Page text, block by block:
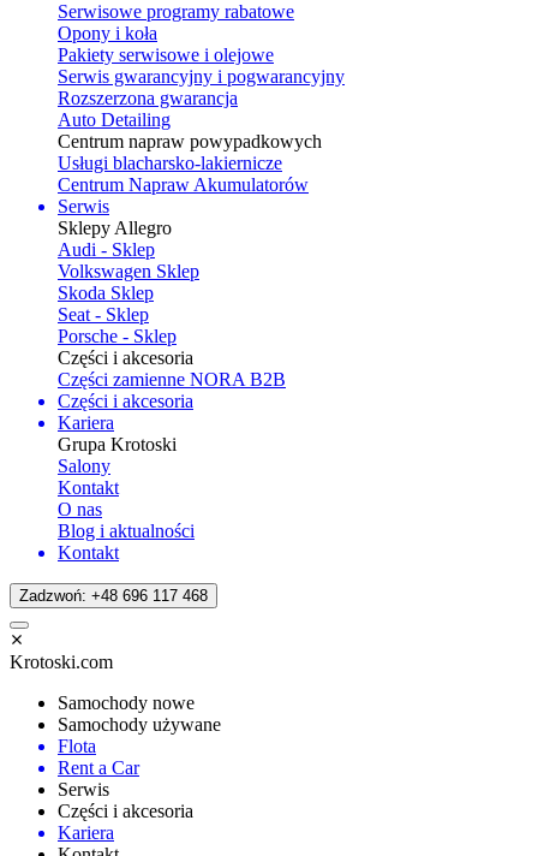
Serwisowe programy rabatowe
Opony i koła
Pakiety serwisowe i olejowe
Serwis gwarancyjny i pogwarancyjny
Rozszerzona gwarancja
Auto Detailing
Centrum napraw powypadkowych
Usługi blacharsko-lakiernicze
Centrum Napraw Akumulatorów
Serwis
Sklepy Allegro
Audi - Sklep
Volkswagen Sklep
Skoda Sklep
Seat - Sklep
Porsche - Sklep
Części i akcesoria
Części zamienne NORA B2B
Części i akcesoria
Kariera
Grupa Krotoski
Salony
Kontakt
O nas
Blog i aktualności
Kontakt
Zadzwoń: +48 696 117 468
Krotoski.com
Samochody nowe
Samochody używane
Flota
Rent a Car
Serwis
Części i akcesoria
Kariera